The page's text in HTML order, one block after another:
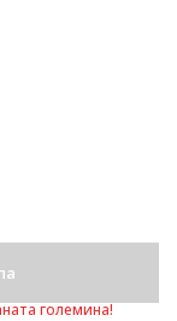
големина!